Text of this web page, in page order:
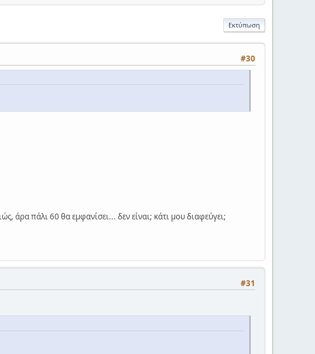
Εκτύπωση
#30
άρα πάλι 60 θα εμφανίσει... δεν είναι; κάτι μου διαφεύγει;
#31